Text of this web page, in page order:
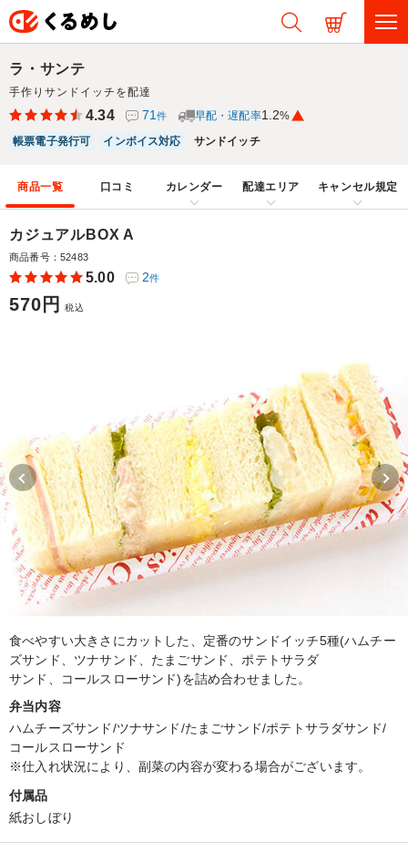
ラ・サンテ
手作りサンドイッチを配達
4.34 71件 早配・遅配率1.2%
帳票電子発行可
インボイス対応 サンドイッチ
商品一覧 口コミ カレンダー 配達エリア キャンセル規定
カジュアルBOX A
商品番号：52483
5.00 2件
570円 税込
食べやすい大きさにカットした、定番のサンドイッチ5種(ハムチー
ズサンド、ツナサンド、たまごサンド、ポテトサラダ
サンド、コールスローサンド)を詰め合わせました。
弁当内容
ハムチーズサンド/ツナサンド/たまごサンド/ポテトサラダサンド/
コールスローサンド
※仕入れ状況により、副菜の内容が変わる場合がございます。
付属品
紙おしぼり